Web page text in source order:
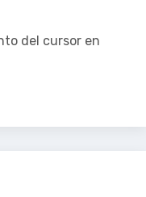
del cursor en